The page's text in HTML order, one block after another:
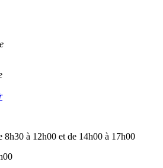
à 12h00 et de 14h00 à 17h00